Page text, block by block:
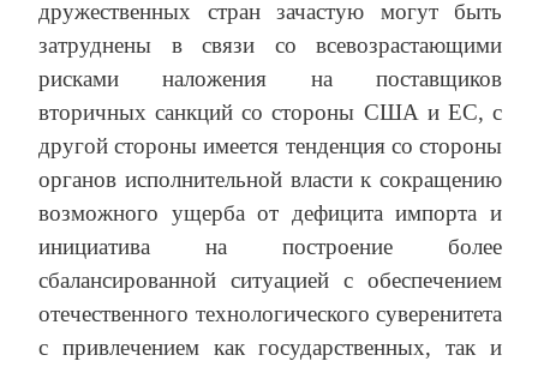
дружественных стран зачастую могут быть
затруднены в связи со всевозрастающими
рисками наложения на поставщиков
вторичных санкций со стороны США и ЕС, с
другой стороны имеется тенденция со стороны
органов исполнительной власти к сокращению
возможного ущерба от дефицита импорта и
инициатива на построение более
сбалансированной ситуацией с обеспечением
отечественного технологического суверенитета
с привлечением как государственных, так и